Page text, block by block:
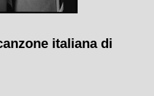
italiana di